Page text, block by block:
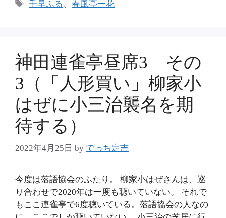
タ
千早ふる 、春風亭一花
神田連雀亭昼席3 その
3（「人形買い」柳家小
はぜに小三治襲名を期
待する）
2022年4月25日 by でっち定吉
今度は落語協会のふたり。 柳家小はぜさんは、巡
り合わせで2020年は一度も聴いていない。 それで
もここ連雀亭で6度聴いている。落語協会の人なの